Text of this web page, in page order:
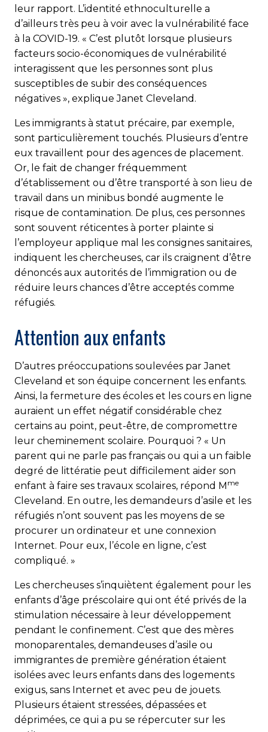
leur rapport. L’identité ethnoculturelle a
d’ailleurs très peu à voir avec la vulnérabilité face
à la COVID-19. « C’est plutôt lorsque plusieurs
facteurs socio-économiques de vulnérabilité
interagissent que les personnes sont plus
susceptibles de subir des conséquences
négatives », explique Janet Cleveland.
Les immigrants à statut précaire, par exemple,
sont parti­culièrement touchés. Plusieurs d’entre
eux travaillent pour des agences de placement.
Or, le fait de changer fréquemment
d’établissement ou d’être transporté à son lieu de
travail dans un minibus bondé augmente le
risque de contamination. De plus, ces personnes
sont souvent réticentes à porter plainte si
l’employeur applique mal les consignes sanitaires,
indiquent les chercheuses, car ils craignent d’être
dénoncés aux autorités de l’immigration ou de
réduire leurs chances d’être acceptés comme
réfugiés.
Attention aux enfants
D’autres préoccupations soulevées par Janet
Cleveland et son équipe concernent les enfants.
Ainsi, la fermeture des écoles et les cours en ligne
auraient un effet négatif considérable chez
certains au point, peut-être, de compromettre
leur cheminement scolaire. Pourquoi ? « Un
parent qui ne parle pas français ou qui a un faible
degré de littératie peut difficilement aider son
enfant à faire ses travaux scolaires, répond M me
Cleveland. En outre, les demandeurs d’asile et les
réfugiés n’ont souvent pas les moyens de se
procurer un ordinateur et une connexion
Internet. Pour eux, l’école en ligne, c’est
compliqué. »
Les chercheuses s’inquiètent également pour les
enfants d’âge préscolaire qui ont été privés de la
stimulation nécessaire à leur développement
pendant le confinement. C’est que des mères
monoparentales, demandeuses d’asile ou
immigrantes de première génération étaient
isolées avec leurs enfants dans des logements
exigus, sans Internet et avec peu de jouets.
Plusieurs étaient stressées, dépassées et
déprimées, ce qui a pu se répercuter sur les